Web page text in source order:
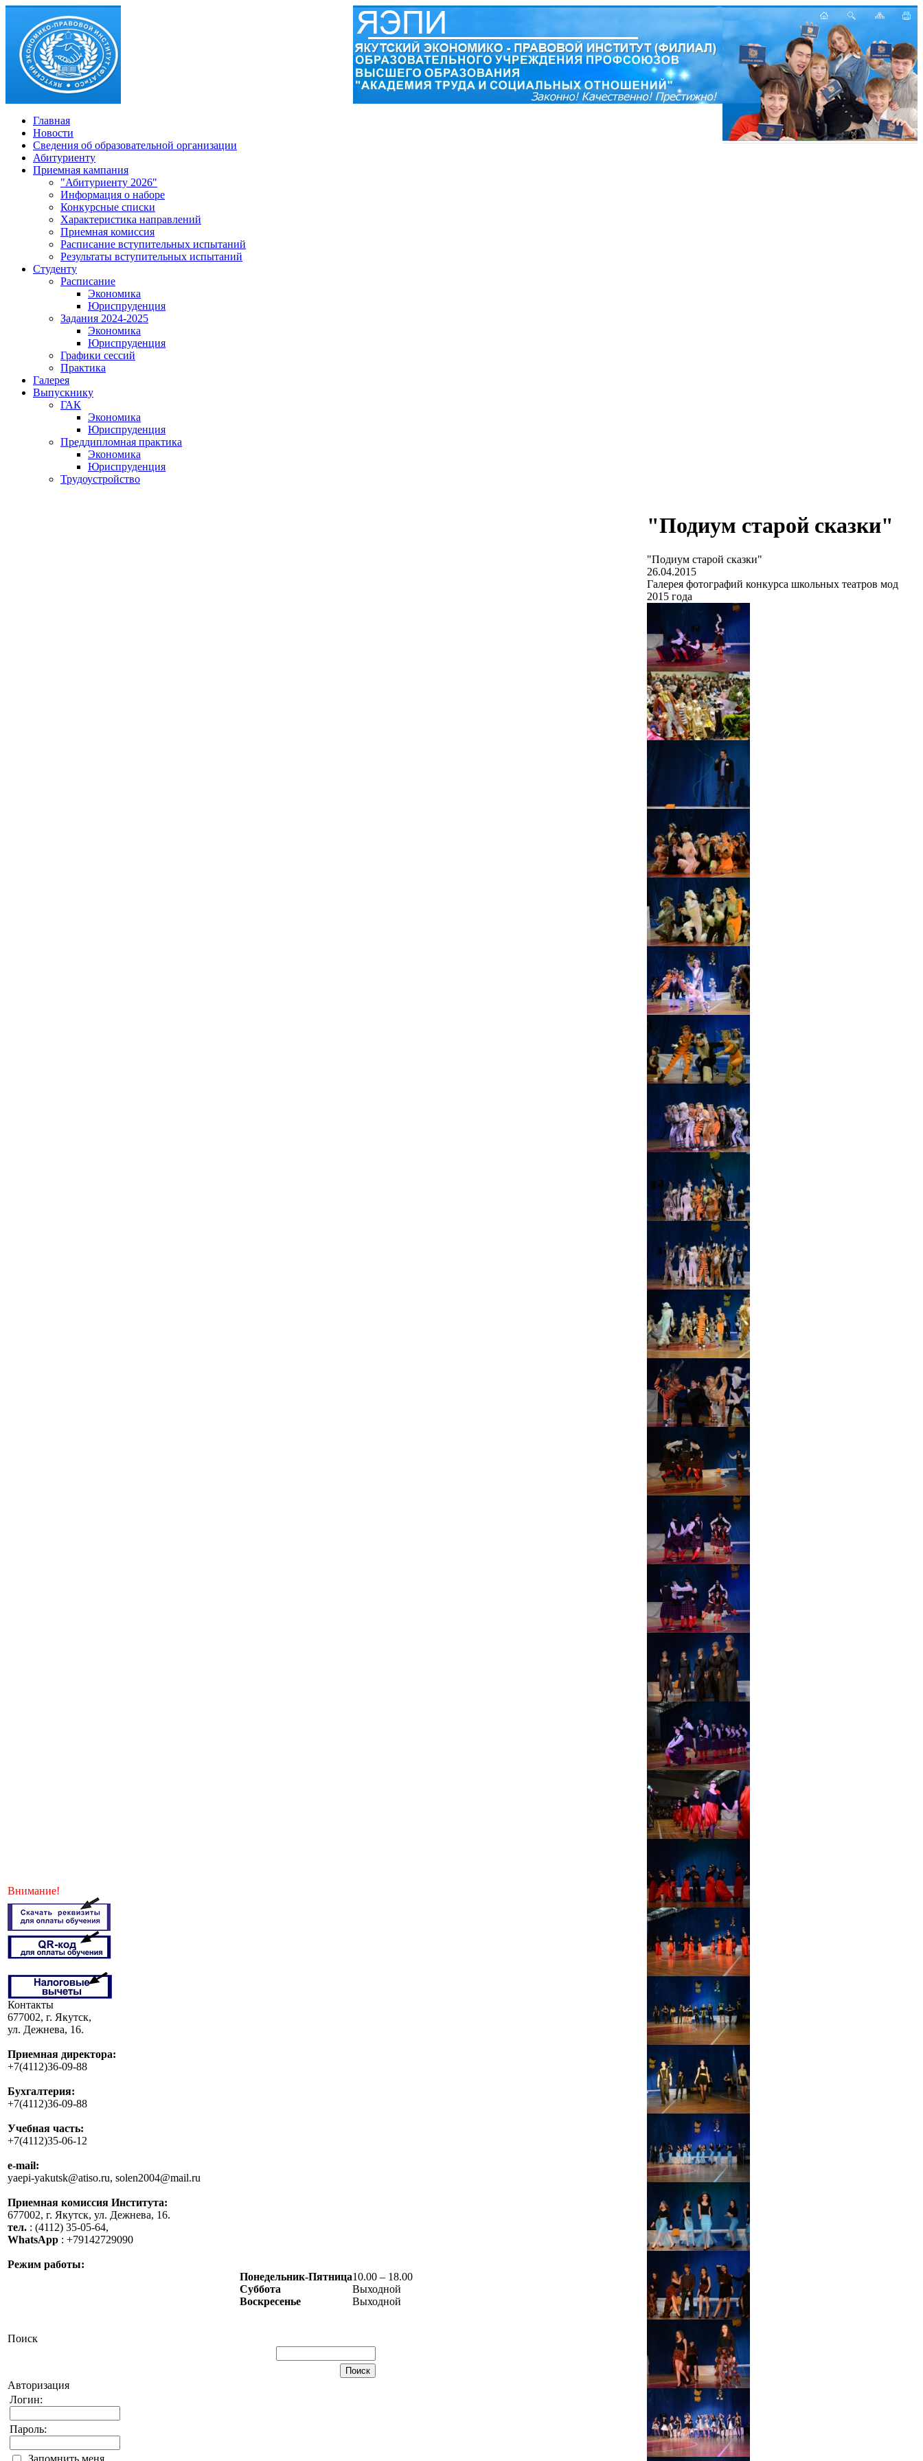
Главная
Новости
Сведения об образовательной организации
Абитуриенту
Приемная кампания
"Абитуриенту 2026"
Информация о наборе
Конкурсные списки
Характеристика направлений
Приемная комиссия
Расписание вступительных испытаний
Результаты вступительных испытаний
Студенту
Расписание
Экономика
Юриспруденция
Задания 2024-2025
Экономика
Юриспруденция
Графики сессий
Практика
Галерея
Выпускнику
ГАК
Экономика
Юриспруденция
Преддипломная практика
Экономика
Юриспруденция
Трудоустройство
Внимание!
Контакты
677002, г. Якутск,
ул. Дежнева, 16.
Приемная директора:
+7(4112)36-09-88
Бухгалтерия:
+7(4112)36-09-88
Учебная часть:
+7(4112)35-06-12
e-mail:
yaepi-yakutsk@atiso.ru, solen2004@mail.ru
Приемная комиссия Института:
677002, г. Якутск, ул. Дежнева, 16.
тел. : (4112) 35-05-64,
WhatsApp : +79142729090
Режим работы:
Понедельник-Пятница10.00 – 18.00
Суббота
Выходной
Воскресенье
Выходной
Поиск
Авторизация
Логин:
Пароль:
Запомнить меня
"Подиум старой сказки"
"Подиум старой сказки"
26.04.2015
Галерея фотографий конкурса школьных театров мод
2015 года